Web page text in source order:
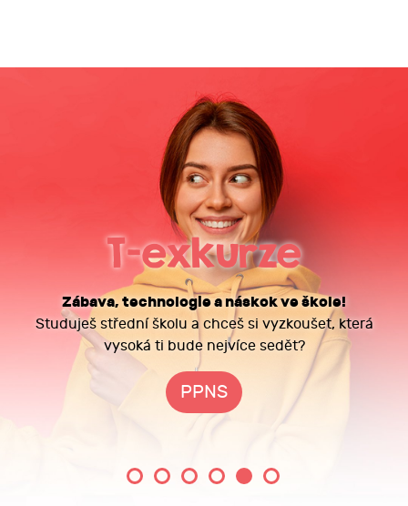
T-exkurze
Zábava, technologie a náskok ve škole!
Studuješ střední školu a chceš si vyzkoušet, která
vysoká ti bude nejvíce sedět?
PPNS